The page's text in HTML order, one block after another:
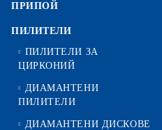
ПРИПОЙ
ПИЛИТЕЛИ
ПИЛИТЕЛИ ЗА
ЦИРКОНИЙ
ДИАМАНТЕНИ
ПИЛИТЕЛИ
ДИАМАНТЕНИ ДИСКОВЕ